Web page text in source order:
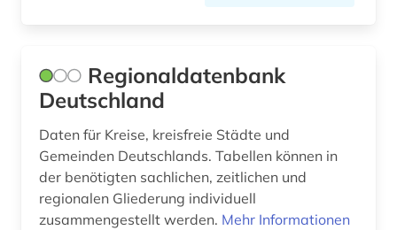
berechnung (1)
bergbau (1)
bericht (1)
berlin (27)
berlin-kreuzberg (1)
Regionaldatenbank
Deutschland
Daten für Kreise, kreisfreie Städte und
Gemeinden Deutschlands. Tabellen können in
der benötigten sachlichen, zeitlichen und
regionalen Gliederung individuell
zusammengestellt werden. Mehr Informationen